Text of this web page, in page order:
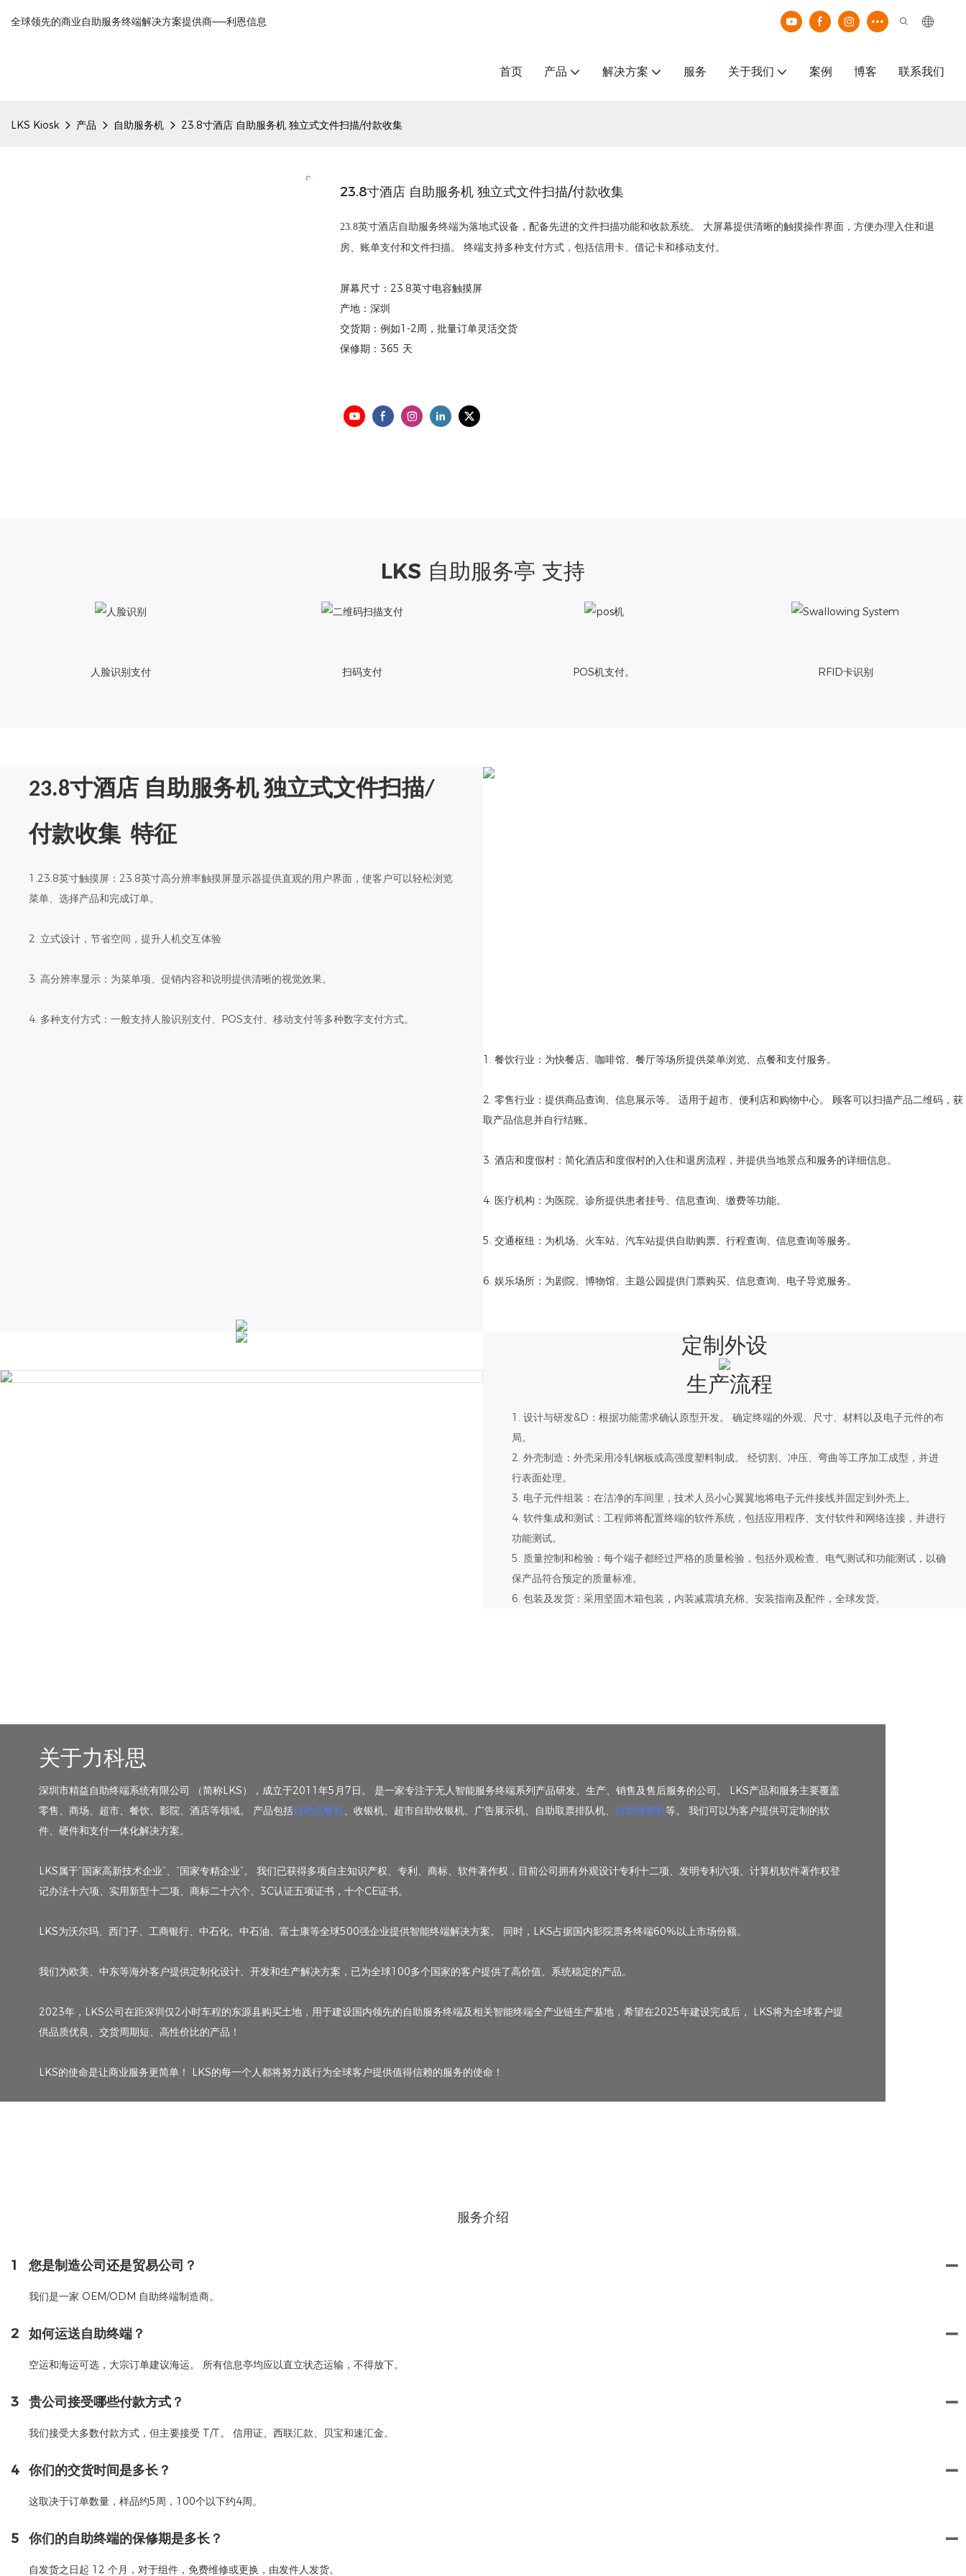
全球领先的商业自助服务终端解决方案提供商——利恩信息
首页 产品 解决方案 服务 关于我们 案例 博客 联系我们
LKS Kiosk 产品 自助服务机 23.8寸酒店 自助服务机 独立式文件扫描/付款收集
23.8寸酒店 自助服务机 独立式文件扫描/付款收集
23.8英寸酒店自助服务终端为落地式设备，配备先进的文件扫描功能和收款系统。 大屏幕提供清晰的触摸操作界面，方便办理入住和退
房、账单支付和文件扫描。 终端支持多种支付方式，包括信用卡、借记卡和移动支付。
屏幕尺寸：23.8英寸电容触摸屏
产地：深圳
交货期：例如1-2周，批量订单灵活交货
保修期：365 天
LKS 自助服务亭 支持
人脸识别支付 扫码支付 POS机支付。 RFID卡识别
23.8寸酒店 自助服务机 独立式文件扫描/
付款收集 特征
1.23.8英寸触摸屏：23.8英寸高分辨率触摸屏显示器提供直观的用户界面，使客户可以轻松浏览
菜单、选择产品和完成订单。
2. 立式设计，节省空间，提升人机交互体验
3. 高分辨率显示：为菜单项、促销内容和说明提供清晰的视觉效果。
4. 多种支付方式：一般支持人脸识别支付、POS支付、移动支付等多种数字支付方式。
1. 餐饮行业：为快餐店、咖啡馆、餐厅等场所提供菜单浏览、点餐和支付服务。
2. 零售行业：提供商品查询、信息展示等。 适用于超市、便利店和购物中心。 顾客可以扫描产品二维码，获
取产品信息并自行结账。
3. 酒店和度假村：简化酒店和度假村的入住和退房流程，并提供当地景点和服务的详细信息。
4. 医疗机构：为医院、诊所提供患者挂号、信息查询、缴费等功能。
5. 交通枢纽：为机场、火车站、汽车站提供自助购票、行程查询、信息查询等服务。
6. 娱乐场所：为剧院、博物馆、主题公园提供门票购买、信息查询、电子导览服务。
定制外设
生产流程
1. 设计与研发&D：根据功能需求确认原型开发。 确定终端的外观、尺寸、材料以及电子元件的布
局。
2. 外壳制造：外壳采用冷轧钢板或高强度塑料制成。 经切割、冲压、弯曲等工序加工成型，并进
行表面处理。
3. 电子元件组装：在洁净的车间里，技术人员小心翼翼地将电子元件接线并固定到外壳上。
4. 软件集成和测试：工程师将配置终端的软件系统，包括应用程序、支付软件和网络连接，并进行
功能测试。
5. 质量控制和检验：每个端子都经过严格的质量检验，包括外观检查、电气测试和功能测试，以确
保产品符合预定的质量标准。
6. 包装及发货：采用坚固木箱包装，内装减震填充棉、安装指南及配件，全球发货。
关于力科思
深圳市精益自助终端系统有限公司 （简称LKS），成立于2011年5月7日。 是一家专注于无人智能服务终端系列产品研发、生产、销售及售后服务的公司。 LKS产品和服务主要覆盖
零售、商场、超市、餐饮、影院、酒店等领域。 产品包括自助点餐机、收银机、超市自助收银机、广告展示机、自助取票排队机、 自助缴费机等。 我们可以为客户提供可定制的软
件、硬件和支付一体化解决方案。
LKS属于“国家高新技术企业”、“国家专精企业”。 我们已获得多项自主知识产权、专利、商标、软件著作权，目前公司拥有外观设计专利十二项、发明专利六项、计算机软件著作权登
记办法十六项、实用新型十二项、商标二十六个、3C认证五项证书，十个CE证书。
LKS为沃尔玛、西门子、工商银行、中石化、中石油、富士康等全球500强企业提供智能终端解决方案。 同时，LKS占据国内影院票务终端60%以上市场份额。
我们为欧美、中东等海外客户提供定制化设计、开发和生产解决方案，已为全球100多个国家的客户提供了高价值、系统稳定的产品。
2023年，LKS公司在距深圳仅2小时车程的东源县购买土地，用于建设国内领先的自助服务终端及相关智能终端全产业链生产基地，希望在2025年建设完成后， LKS将为全球客户提
供品质优良、交货周期短、高性价比的产品！
LKS的使命是让商业服务更简单！ LKS的每一个人都将努力践行为全球客户提供值得信赖的服务的使命！
服务介绍
1 您是制造公司还是贸易公司？
我们是一家 OEM/ODM 自助终端制造商。
2 如何运送自助终端？
空运和海运可选，大宗订单建议海运。 所有信息亭均应以直立状态运输，不得放下。
3 贵公司接受哪些付款方式？
我们接受大多数付款方式，但主要接受 T/T。 信用证、西联汇款、贝宝和速汇金。
4 你们的交货时间是多长？
这取决于订单数量，样品约5周，100个以下约4周。
5 你们的自助终端的保修期是多长？
自发货之日起 12 个月，对于组件，免费维修或更换，由发件人发货。